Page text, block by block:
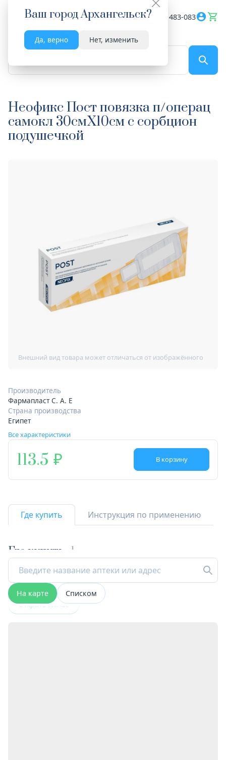
Ваш городАрхангельск?
Да, верно Нет, изменить
Весь сайт 8182 483-083
Неофикс Пост повязка п/операц
самокл 30смX10см с сорбцион
подушечкой
Производитель
Фармапласт С. А. Е
Страна производства
Египет
Все характеристики
113.5 В корзину
Где купить Инструкция по применению
Где купить 1
На карте Списком
Открыта сейчас